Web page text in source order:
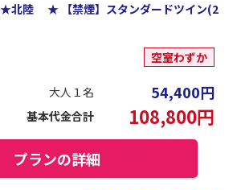
★北陸 ★ 【禁煙】スタンダードツイン(2
空室わずか
大人１名 54,400円
基本代金合計 108,800円
プランの詳細